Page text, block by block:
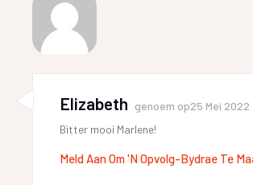
Elizabeth genoem op25 Mei 2022
Bitter mooi Marlene!
Meld Aan Om 'n Opvolg-Bydrae Te